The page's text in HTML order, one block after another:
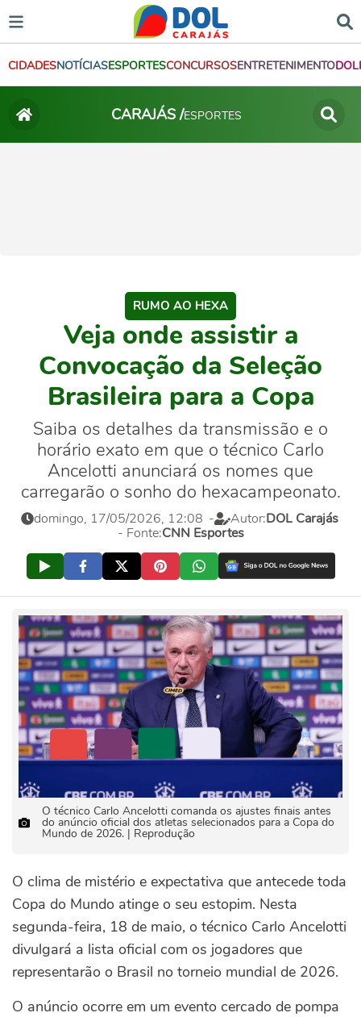
CIDADESNOTÍCIASESPORTESCONCURSOSENTRETENIMENTO
CARAJÁS /ESPORTES
RUMO AO HEXA
Veja onde assistir a
Convocação da Seleção
Brasileira para a Copa
Saiba os detalhes da transmissão e o
horário exato em que o técnico Carlo
Ancelotti anunciará os nomes que
carregarão o sonho do hexacampeonato.
domingo, 17/05/2026, 12:08 - Autor:DOL Carajás
- Fonte:CNN Esportes
O técnico Carlo Ancelotti comanda os ajustes finais antes
do anúncio oficial dos atletas selecionados para a Copa do
Mundo de 2026. | Reprodução
O clima de mistério e expectativa que antecede toda
Copa do Mundo atinge o seu estopim. Nesta
segunda-feira, 18 de maio, o técnico Carlo Ancelotti
divulgará a lista oficial com os jogadores que
representarão o Brasil no torneio mundial de 2026.
O anúncio ocorre em um evento cercado de pompa